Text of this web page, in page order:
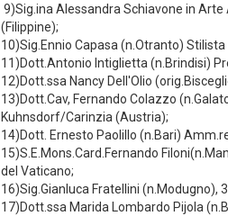
9)Sig.ina Alessandra Schiavone in
(Filippine);
10)Sig.Ennio Capasa (n.Otranto)
11)Dott.Antonio Intiglietta (n.Brindisi)
12)Dott.ssa Nancy Dell'Olio
13)Dott.Cav, Fernando Colazzo
Kuhnsdorf/Carinzia (Austria);
14)Dott. Ernesto Paolillo (n.Bari)
15)S.E.Mons.Card.Fernando
del Vaticano;
16)Sig.Gianluca Fratellini (n.Modugno),
17)Dott.ssa Marida Lombardo Pijola